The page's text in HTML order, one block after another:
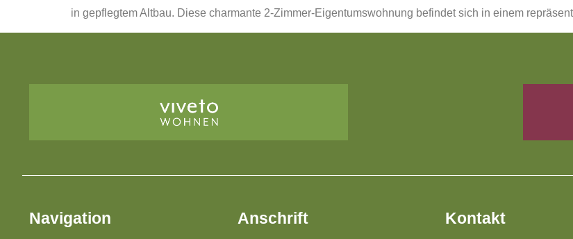
in gepflegtem Altbau. Diese charmante 2-Zimmer-Eigentumswohnung befindet sich in einem
Navigation Anschrift Kontakt